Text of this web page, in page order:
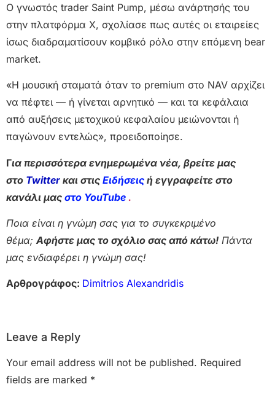
Ο γνωστός trader Saint Pump, μέσω ανάρτησής του
στην πλατφόρμα X, σχολίασε πως αυτές οι εταιρείες
ίσως διαδραματίσουν κομβικό ρόλο στην επόμενη bear
market.
«Η μουσική σταματά όταν το premium στο NAV αρχίζει
να πέφτει — ή γίνεται αρνητικό — και τα κεφάλαια
από αυξήσεις μετοχικού κεφαλαίου μειώνονται ή
παγώνουν εντελώς», προειδοποίησε.
Για περισσότερα ενημερωμένα νέα, βρείτε μας
στο Twitter και στις Ειδήσεις ή εγγραφείτε στο
κανάλι μας στο YouTube .
Ποια είναι η γνώμη σας για το συγκεκριμένο
θέμα;Αφήστε μας το σχόλιο σας από κάτω! Πάντα
μας ενδιαφέρει η γνώμη σας!
Αρθρογράφος: Dimitrios Alexandridis
Leave a Reply
Your email address will not be published. Required
fields are marked *